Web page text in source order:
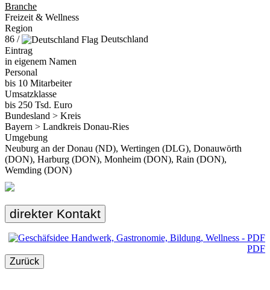
Branche
Freizeit & Wellness
Region
86 /
Deutschland
Eintrag
in eigenem Namen
Personal
bis 10 Mitarbeiter
Umsatzklasse
bis 250 Tsd. Euro
Bundesland > Kreis
Bayern > Landkreis Donau-Ries
Umgebung
Neuburg an der Donau (ND), Wertingen (DLG), Donauwörth
(DON), Harburg (DON), Monheim (DON), Rain (DON),
Wemding (DON)
direkter Kontakt
PDF
Zurück